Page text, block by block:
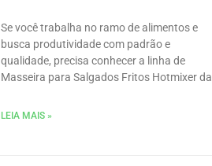
Se você trabalha no ramo de alimentos e
busca produtividade com padrão e
qualidade, precisa conhecer a linha de
Masseira para Salgados Fritos Hotmixer da
LEIA MAIS »